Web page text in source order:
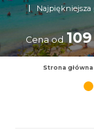
Najpiękniejsza
Cena od
Strona główna